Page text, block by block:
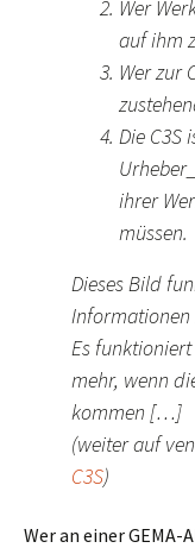
Wer
auf ihm
Wer zur
Die C3S
ihrer
müssen.
Dieses Bild
Es
mehr, wenn
kommen […]
(weiter auf
C3S)
Wer an einer